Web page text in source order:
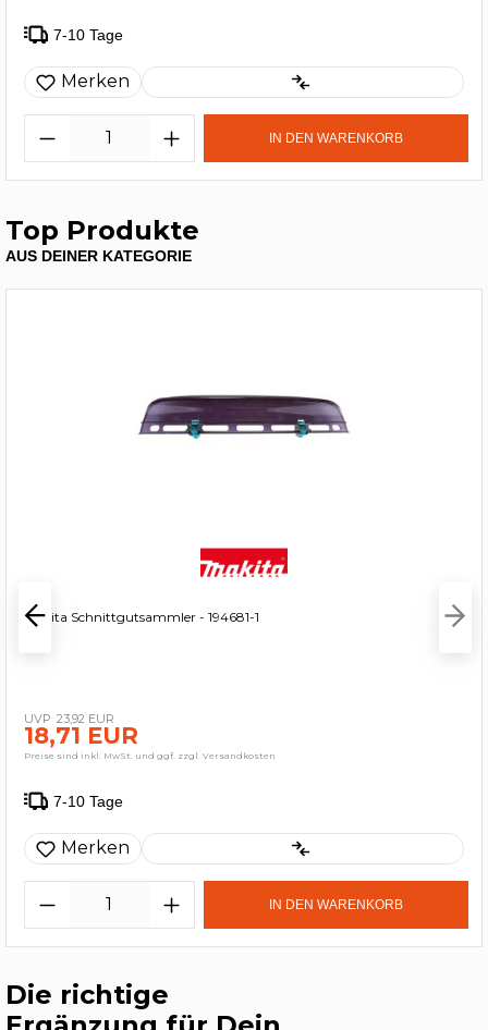
7-10 Tage
Merken
IN DEN WARENKORB
Top Produkte
AUS DEINER KATEGORIE
Makita Schnittgutsammler - 194681-1
23,92 EUR
18,71 EUR
Preise sind inkl. MwSt. und ggf. zzgl. Versandkosten
7-10 Tage
Merken
IN DEN WARENKORB
Die richtige